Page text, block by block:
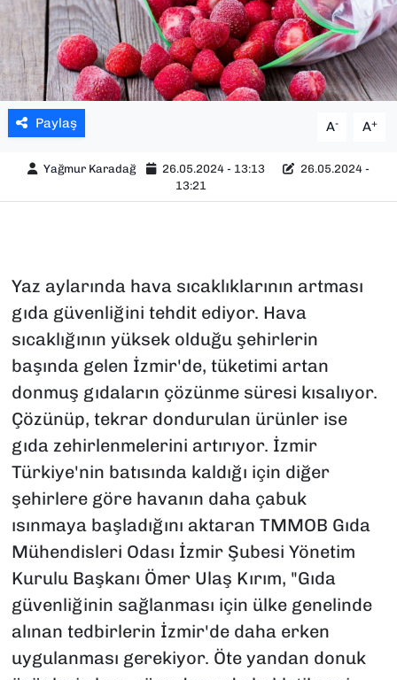
Paylaş A- A+
Yağmur Karadağ 26.05.2024 - 13:13
26.05.2024 -
13:21
Yaz aylarında hava sıcaklıklarının artması
gıda güvenliğini tehdit ediyor. Hava
sıcaklığının yüksek olduğu şehirlerin
başında gelen İzmir'de, tüketimi artan
donmuş gıdaların çözünme süresi kısalıyor.
Çözünüp, tekrar dondurulan ürünler ise
gıda zehirlenmelerini artırıyor. İzmir
Türkiye'nin batısında kaldığı için diğer
şehirlere göre havanın daha çabuk
ısınmaya başladığını aktaran TMMOB Gıda
Mühendisleri Odası İzmir Şubesi Yönetim
Kurulu Başkanı Ömer Ulaş Kırım, "Gıda
güvenliğinin sağlanması için ülke genelinde
alınan tedbirlerin İzmir'de daha erken
uygulanması gerekiyor. Öte yandan donuk